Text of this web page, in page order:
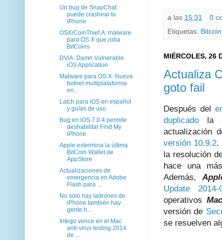
a las 15:31
0
Etiquetas: Bitcoin
MIÉRCOLES, 26
Actualiza
goto fail
Después del
duplicado la
actualización
versión 10.9.2.
la resolución
hace una
Además,
Update 2014-
operativos
versión de
se resuelven
Un bug de SnapChat
puede crashear tu
iPhone
OSX/CoinThief.A: malware
para OS X que roba
BitCoins
DViA: Damn Vulnerable
iOS Application
Malware para OS X: Nueva
botnet multiplataforma
en...
Latch para iOS en español
y guías de uso
Bug en iOS 7.0.4 permite
deshabilitar Find My
iPhone
Apple extermina la última
BitCoin Wallet de
AppStore
Actualizaciones de
emergencia en Adobe
Flash para ...
No solo hay ladrones de
iPhone también hay
gente h...
Intego vence en el Mac
anti-virus testing 2014
de ...